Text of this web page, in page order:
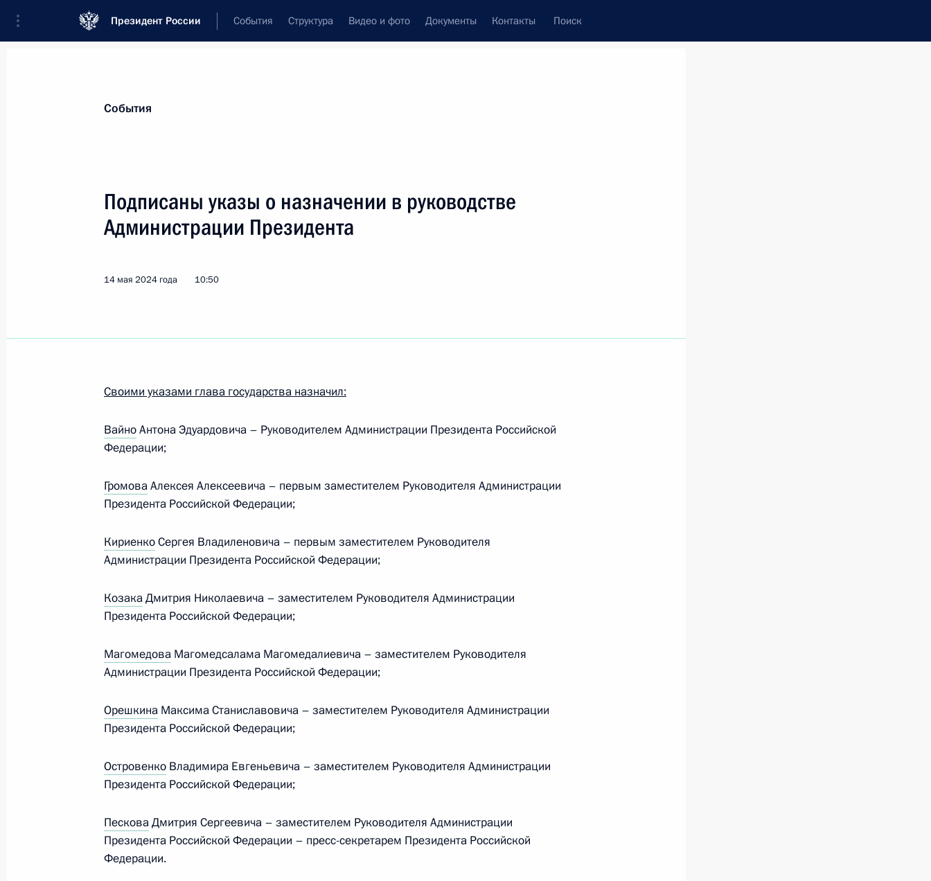
Президент России События Структура Видео и фото Документы Контакты Поиск
в некоторых федеральных государственных органах
Заседание Комиссии по вопросам государственной службы
и резерва управленческих кадров
II Большой круг Всероссийского казачьего общества
25 февраля 2025 года, 16:00
Заседание Комиссии по вопросам кадровой политики
19 февраля 2025 года, 20:00
Заседание Совета по делам казачества
События
Подписаны указы о назначении в руководстве
Администрации Президента
14 мая 2024 года 10:50
Своими указами глава государства назначил:
ВайноАнтона Эдуардовича – Руководителем Администрации Президента Российской
Федерации;
ГромоваАлексея Алексеевича – первым заместителем Руководителя Администрации
Президента Российской Федерации;
КириенкоСергея Владиленовича – первым заместителем Руководителя
Администрации Президента Российской Федерации;
КозакаДмитрия Николаевича – заместителем Руководителя Администрации
Президента Российской Федерации;
Магомедова Магомедсалама Магомедалиевича – заместителем Руководителя
Администрации Президента Российской Федерации;
Орешкина Максима Станиславовича – заместителем Руководителя Администрации
Президента Российской Федерации;
Островенко Владимира Евгеньевича – заместителем Руководителя Администрации
Президента Российской Федерации;
ПесковаДмитрия Сергеевича – заместителем Руководителя Администрации
Президента Российской Федерации – пресс-секретарем Президента Российской
Федерации.